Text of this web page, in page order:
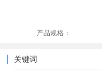
产品规格：
关键词